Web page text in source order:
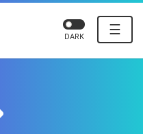
☰
DARK